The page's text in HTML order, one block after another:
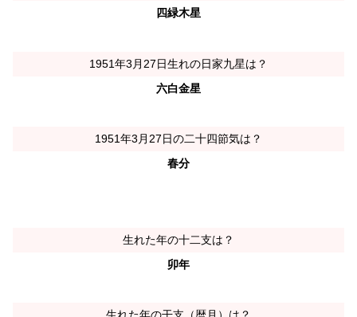
四緑木星
1951年3月27日生れの日家九星は？
六白金星
1951年3月27日の二十四節気は？
春分
生れた年の十二支は？
卯年